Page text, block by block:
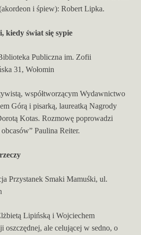
i śpiew): Robert Lipka.
kiedy świat się sypie
Publiczna im. Zofii
31, Wołomin
współtworzącym Wydawnictwo
Górą i pisarką, laureatką Nagrody
Kotas. Rozmowę poprowadzi
Paulina Reiter.
Przystanek Smaki Mamuśki, ul.
Lipińską i Wojciechem
oszczędnej, ale celującej w sedno, o